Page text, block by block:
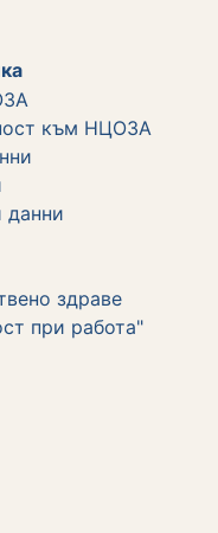
към НЦОЗА
данни
здраве
при работа"